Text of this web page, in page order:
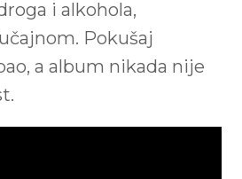
i alkohola,
Pokušaj
a album nikada nije